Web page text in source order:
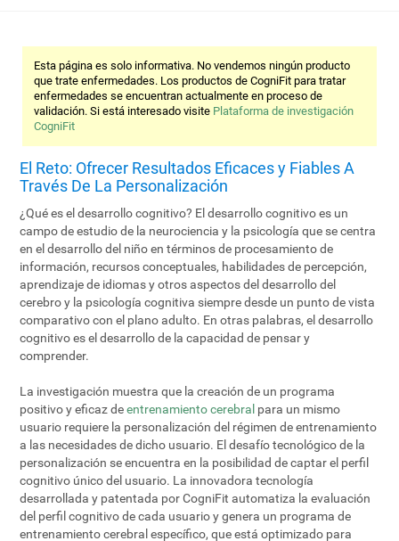
Esta página es solo informativa. No vendemos ningún producto
que trate enfermedades. Los productos de CogniFit para tratar
enfermedades se encuentran actualmente en proceso de
validación. Si está interesado visite Plataforma de investigación
CogniFit
El Reto: Ofrecer Resultados Eficaces y Fiables A
Través De La Personalización
¿Qué es el desarrollo cognitivo? El desarrollo cognitivo es un
campo de estudio de la neurociencia y la psicología que se centra
en el desarrollo del niño en términos de procesamiento de
información, recursos conceptuales, habilidades de percepción,
aprendizaje de idiomas y otros aspectos del desarrollo del
cerebro y la psicología cognitiva siempre desde un punto de vista
comparativo con el plano adulto. En otras palabras, el desarrollo
cognitivo es el desarrollo de la capacidad de pensar y
comprender.
La investigación muestra que la creación de un programa
positivo y eficaz deentrenamiento cerebral para un mismo
usuario requiere la personalización del régimen de entrenamiento
a las necesidades de dicho usuario. El desafío tecnológico de la
personalización se encuentra en la posibilidad de captar el perfil
cognitivo único del usuario. La innovadora tecnología
desarrollada y patentada por CogniFit automatiza la evaluación
del perfil cognitivo de cada usuario y genera un programa de
entrenamiento cerebral específico, que está optimizado para